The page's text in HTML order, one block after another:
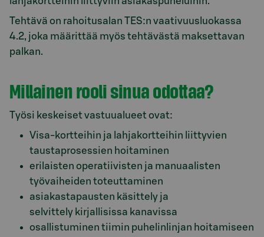
Tehtävä on rahoitusalan TES:n vaativuusluokassa
4.2, joka määrittää myös tehtävästä maksettavan
palkan.
Millainen rooli sinua odottaa?
Työsi keskeiset vastuualueet ovat:
Visa-kortteihin ja lahjakortteihin liittyvien
taustaprosessien hoitaminen
erilaisten operatiivisten ja manuaalisten
työvaiheiden toteuttaminen
asiakastapausten käsittely ja
selvittely kirjallisissa kanavissa
osallistuminen tiimin puhelinlinjan hoitamiseen